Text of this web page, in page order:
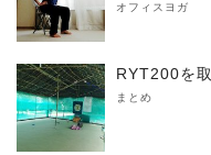
オフィスヨガ
RYT200を
まとめ